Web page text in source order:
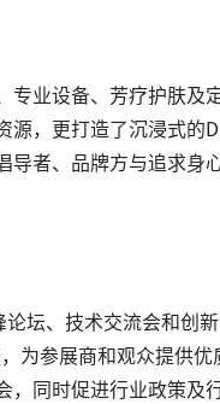
专业设备、芳疗护肤及
源，更打造了沉浸式的
导者、品牌方与追求身
坛、技术交流会和创
为参展商和观众提供优
，同时促进行业政策及